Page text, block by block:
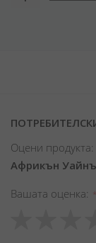
Оцени продукта:
Африкън
Вашата оценка